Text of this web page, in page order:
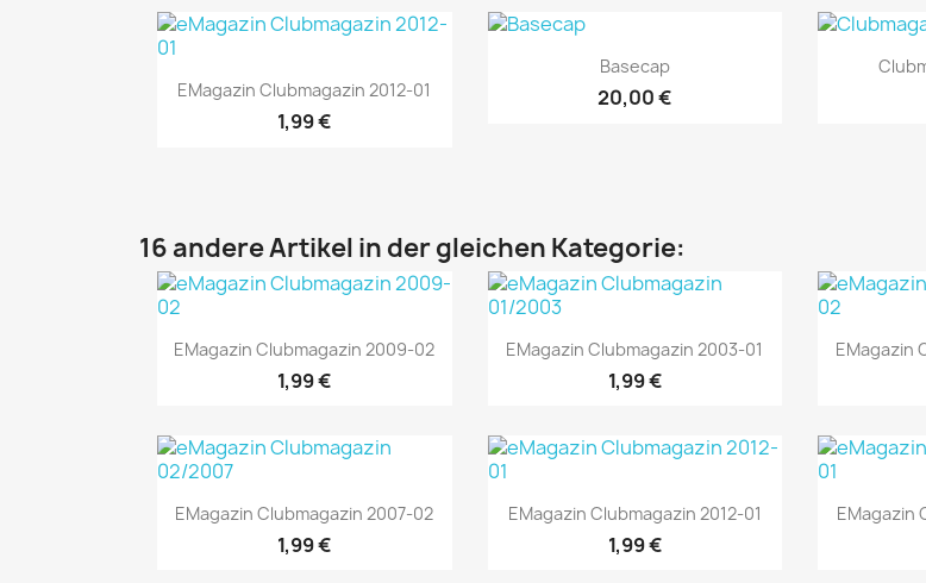
Vorschau
EMagazin Clubmagazin 2012-01
1,99 €
Vorschau
Basecap
20,00 €
16 andere Artikel in der gleichen Kategorie:
Vorschau
EMagazin Clubmagazin 2009-02
1,99 €
Vorschau
EMagazin Clubmagazin 2003-01
1,99 €
EMagazin
Vorschau
EMagazin Clubmagazin 2007-02
1,99 €
Vorschau
EMagazin Clubmagazin 2012-01
1,99 €
EMagazin